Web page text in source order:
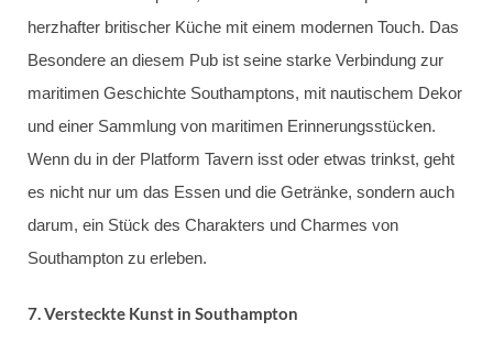
herzhafter britischer Küche mit einem modernen Touch. Das
Besondere an diesem Pub ist seine starke Verbindung zur
maritimen Geschichte Southamptons, mit nautischem Dekor
und einer Sammlung von maritimen Erinnerungsstücken.
Wenn du in der Platform Tavern isst oder etwas trinkst, geht
es nicht nur um das Essen und die Getränke, sondern auch
darum, ein Stück des Charakters und Charmes von
Southampton zu erleben.
7.Versteckte Kunst in Southampton